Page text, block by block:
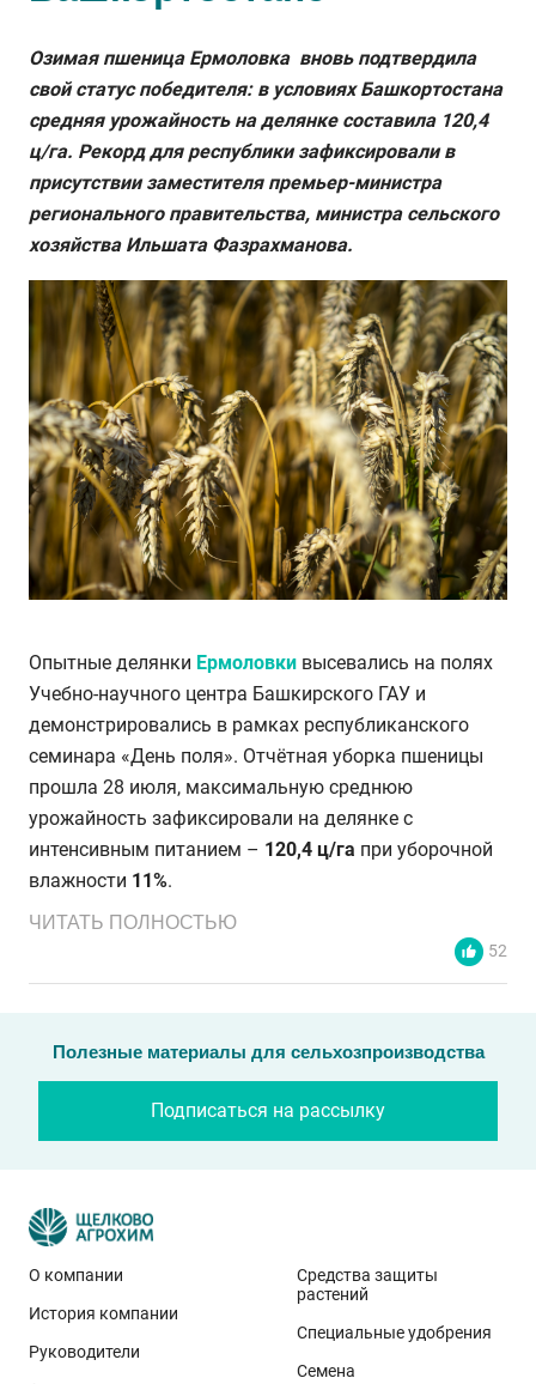
Озимая пшеница Ермоловка вновь подтвердила
свой статус победителя: в условиях Башкортостана
средняя урожайность на делянке составила 120,4
ц/га. Рекорд для республики зафиксировали в
присутствии заместителя премьер-министра
регионального правительства, министра сельского
хозяйства Ильшата Фазрахманова.
Опытные делянки Ермоловки высевались на полях
Учебно-научного центра Башкирского ГАУ и
демонстрировались в рамках республиканского
семинара «День поля». Отчётная уборка пшеницы
прошла 28 июля, максимальную среднюю
урожайность зафиксировали на делянке с
интенсивным питанием – 120,4 ц/га при уборочной
влажности 11%.
Эти результаты особенно показательны для
условий Приволжского федерального округа. Они
демонстрируют, что потенциал интенсивного сорта
ЧИТАТЬ ПОЛНОСТЬЮ
52
Полезные материалы для сельхозпроизводства
Подписаться на рассылку
О компании
История компании
Руководители
Средства защиты
растений
Специальные удобрения
Семена